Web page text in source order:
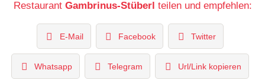
Restaurant Gambrinus-Stüberl teilen und empfehlen:
E-Mail Facebook Twitter
Whatsapp Telegram Url/Link kopieren